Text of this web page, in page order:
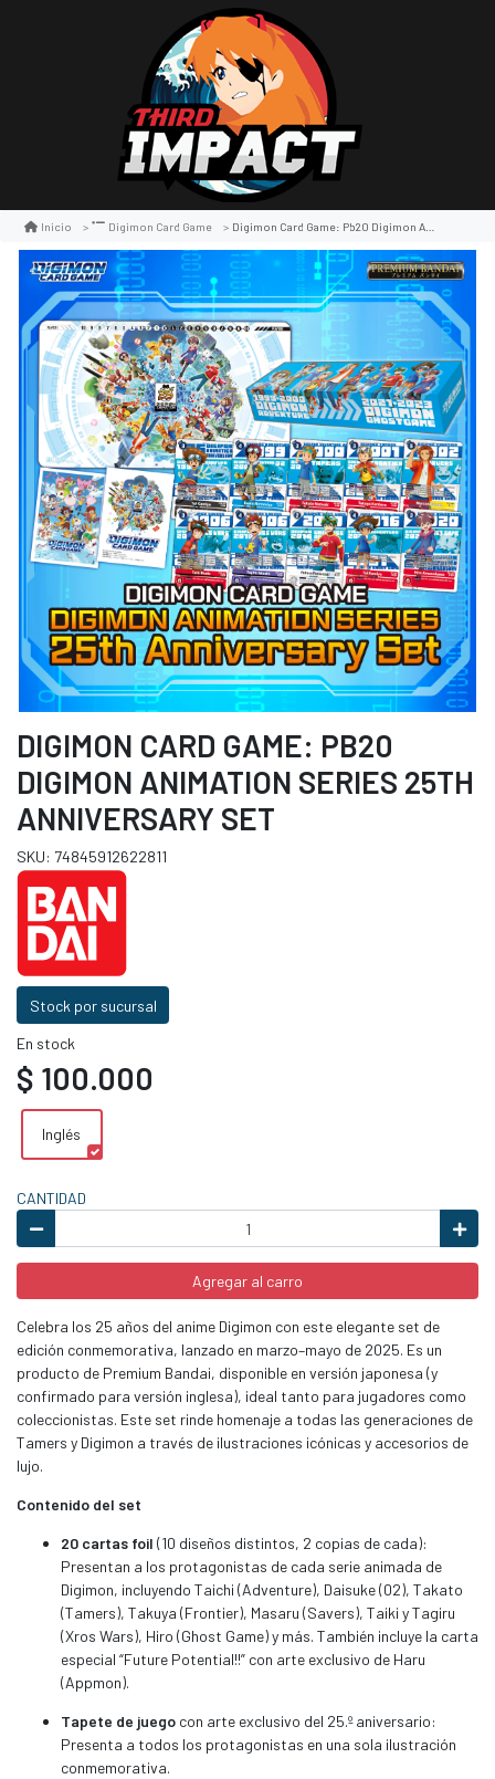
Inicio Digimon Card Game Digimon Card Game: Pb20 Digimon Animation Series 25th Anniversary Set
DIGIMON CARD GAME: PB20
DIGIMON ANIMATION SERIES 25TH
ANNIVERSARY SET
SKU: 74845912622811
Stock por sucursal
En stock
$ 100.000
Inglés
CANTIDAD
Agregar al carro
Celebra los 25 años del anime Digimon con este elegante set de
edición conmemorativa, lanzado en marzo–mayo de 2025. Es un
producto de Premium Bandai, disponible en versión japonesa (y
confirmado para versión inglesa), ideal tanto para jugadores como
coleccionistas. Este set rinde homenaje a todas las generaciones de
Tamers y Digimon a través de ilustraciones icónicas y accesorios de
lujo.
Contenido del set
20 cartas foil (10 diseños distintos, 2 copias de cada):
Presentan a los protagonistas de cada serie animada de
Digimon, incluyendo Taichi (Adventure), Daisuke (02), Takato
(Tamers), Takuya (Frontier), Masaru (Savers), Taiki y Tagiru
(Xros Wars), Hiro (Ghost Game) y más. También incluye la carta
especial “Future Potential!!” con arte exclusivo de Haru
(Appmon).
Tapete de juego con arte exclusivo del 25.º aniversario:
Presenta a todos los protagonistas en una sola ilustración
conmemorativa.